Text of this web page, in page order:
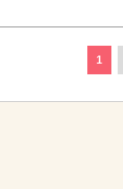
1